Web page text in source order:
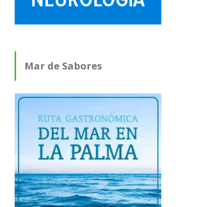
Mar de Sabores